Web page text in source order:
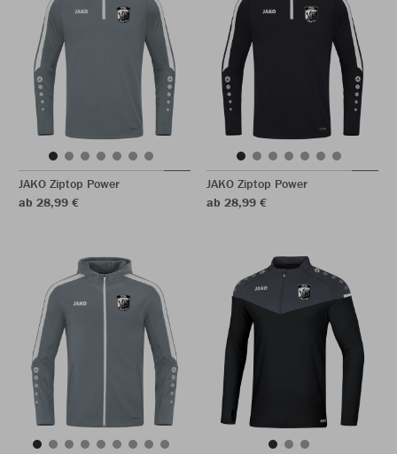
JAKO Ziptop Power
ab 28,99 €
JAKO Ziptop Power
ab 28,99 €